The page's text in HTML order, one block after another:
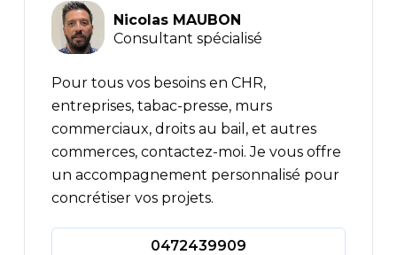
Nicolas MAUBON
Consultant spécialisé
Pour tous vos besoins en CHR,
entreprises, tabac-presse, murs
commerciaux, droits au bail, et autres
commerces, contactez-moi. Je vous offre
un accompagnement personnalisé pour
concrétiser vos projets.
0472439909